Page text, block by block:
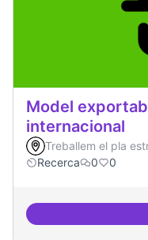
Model
internacional
Treballem el pla
Recerca
0 0